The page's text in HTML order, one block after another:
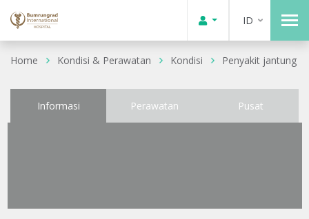
ID
Home Kondisi & Perawatan Kondisi Penyakit jantung
Informasi Perawatan Pusat